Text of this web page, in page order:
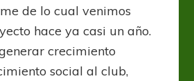
de lo cual venimos
hace ya casi un año.
crecimiento
social al club,